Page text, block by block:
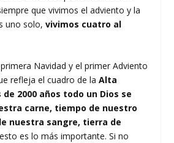
que vivimos el adviento y la
uno solo,vivimos cuatro al
Navidad y el primer Adviento
refleja el cuadro de laAlta
de 2000 años todo un Dios se
carne, tiempo de nuestro
nuestra sangre, tierra de
es lo más importante. Si no